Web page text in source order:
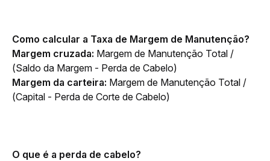
Como calcular a Taxa de Margem de Manutenção?
Margem cruzada: Margem de Manutenção Total /
(Saldo da Margem - Perda de Cabelo)
Margem da carteira: Margem de Manutenção Total /
(Capital - Perda de Corte de Cabelo)
O que é a perda de cabelo?